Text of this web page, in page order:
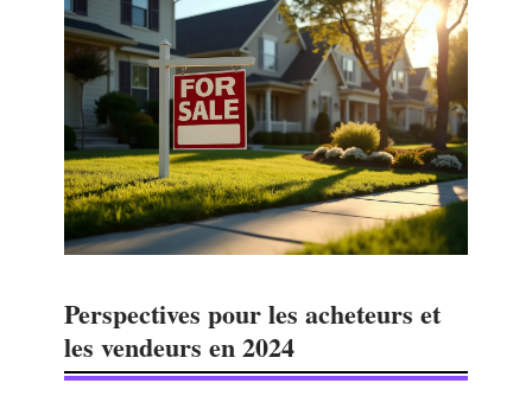
Perspectives pour les acheteurs et
les vendeurs en 2024